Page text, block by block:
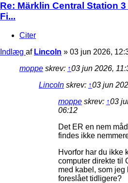
Re: Märklin Central Station
Fi...
Citer
Indlæg af Lincoln » 03 jun 2026,
moppe skrev: ↑03 jun 2026,
Lincoln skrev: ↑03 jun
moppe skrev: ↑03
06:12
Det ER en nem
findes ikke
Hvorfor har du ikke
computer direkte til
med kabel, som jeg
foreslået tidligere?